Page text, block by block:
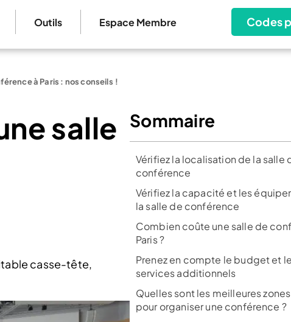
Outils Espace Membre Codes
à Paris : nos conseils !
salle
casse-tête,
Sommaire
Vérifiez la localisation de la salle
conférence
Vérifiez la capacité et les
la salle de conférence
Combien coûte une salle de
Paris ?
Prenez en compte le budget et
services additionnels
Quelles sont les meilleures zones
pour organiser une conférence ?